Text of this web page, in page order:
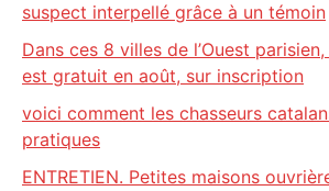
suspect interpellé grâce à un témoin
Dans ces 8 villes de l’Ouest
est gratuit en août, sur inscription
voici comment les chasseurs
pratiques
ENTRETIEN. Petites maisons